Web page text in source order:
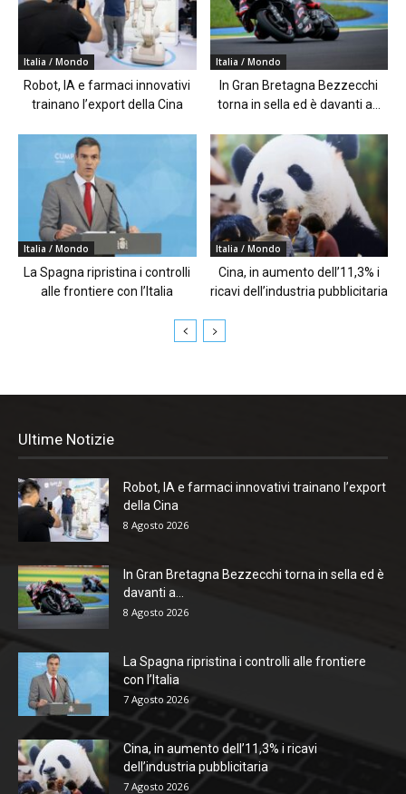
Italia / Mondo
Robot, IA e farmaci innovativi
trainano l’export della Cina
Italia / Mondo
In Gran Bretagna Bezzecchi
torna in sella ed è davanti a...
Italia / Mondo
La Spagna ripristina i controlli
alle frontiere con l’Italia
Italia / Mondo
Cina, in aumento dell’11,3% i
ricavi dell’industria pubblicitaria
Ultime Notizie
Robot, IA e farmaci innovativi trainano l’export
della Cina
8 Agosto 2026
In Gran Bretagna Bezzecchi torna in sella ed è
davanti a...
8 Agosto 2026
La Spagna ripristina i controlli alle frontiere
con l’Italia
7 Agosto 2026
Cina, in aumento dell’11,3% i ricavi
dell’industria pubblicitaria
7 Agosto 2026